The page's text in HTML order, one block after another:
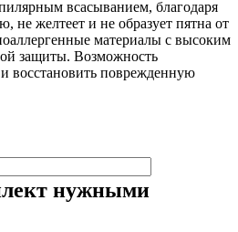
всасыванием, благодаря
не желтеет и не образует пятна от
материалы с высоким
защиты. Возможность
восстановить поврежденную
нужными